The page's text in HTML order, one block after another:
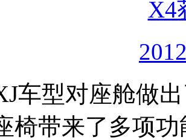
车型对座舱做
椅带来了多项